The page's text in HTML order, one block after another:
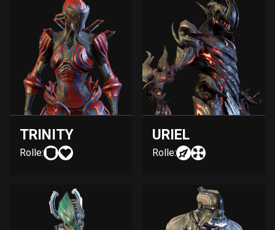
TRINITY
Rolle:
URIEL
Rolle: